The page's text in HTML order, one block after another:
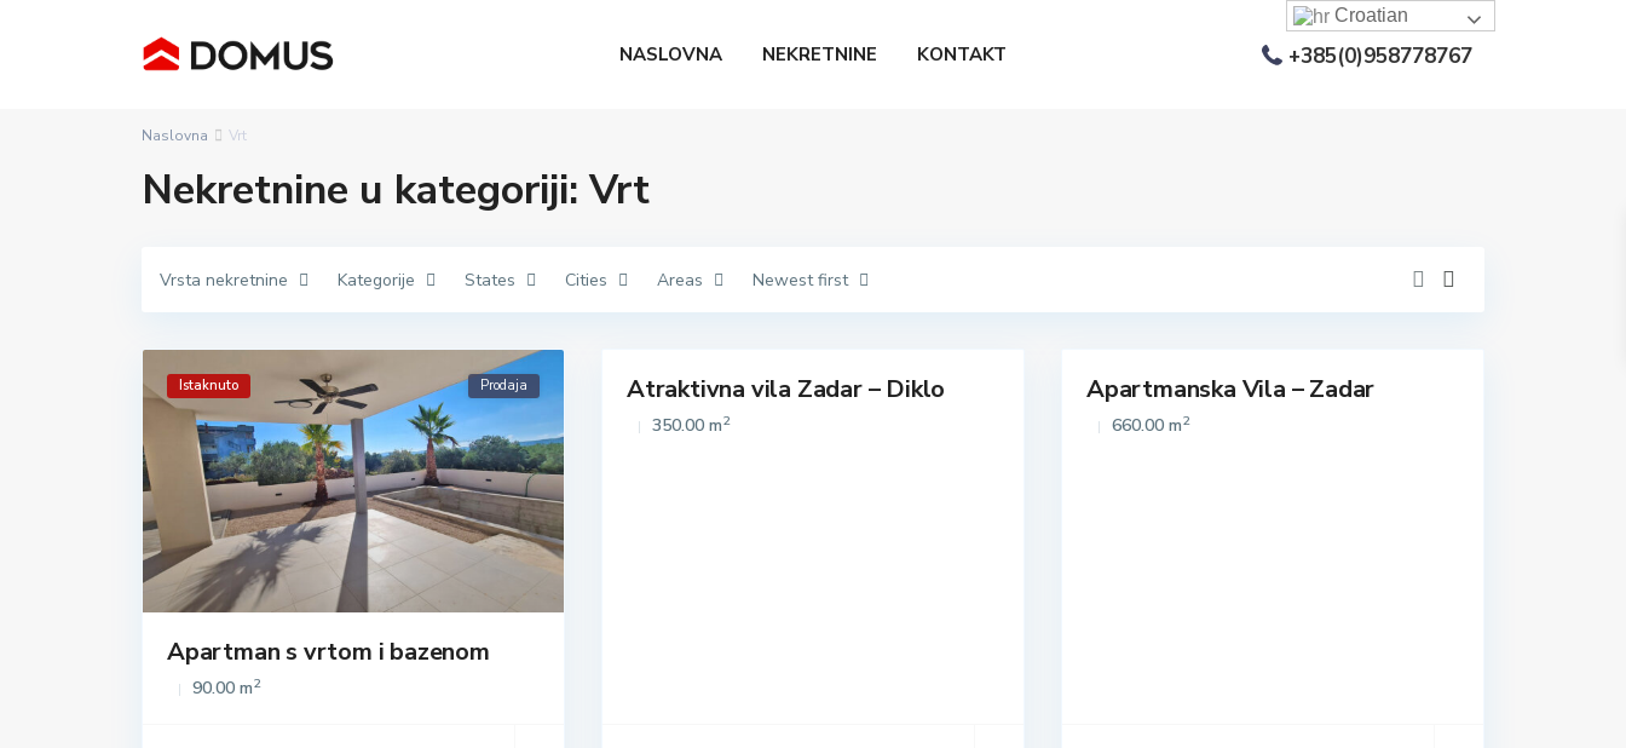
+385(0)958778767
NASLOVNA NEKRETNINE KONTAKT
Naslovna Vrt
Nekretnine u kategoriji: Vrt
Vrsta nekretnine Kategorije States Cities Areas Newest first
Istaknuto Prodaja
Apartman s vrtom i bazenom
90.00 m2
Istaknuto
Atraktivna vila Zadar – Diklo
350.00 m2
Apartmanska Vila – Zadar
660.00 m2
Croatian